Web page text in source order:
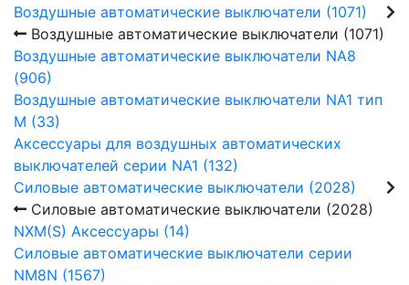
Воздушные автоматические выключатели (1071)
Воздушные автоматические выключатели (1071)
Воздушные автоматические выключатели NA8
(906)
Воздушные автоматические выключатели NA1 тип
М (33)
Аксессуары для воздушных автоматических
выключателей серии NA1 (132)
Силовые автоматические выключатели (2028)
Силовые автоматические выключатели (2028)
NXM(S) Аксессуары (14)
Силовые автоматические выключатели серии
NM8N (1567)